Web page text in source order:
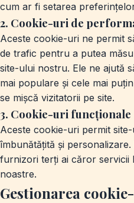
cum ar fi setarea
2. Cookie-uri de
Aceste cookie-uri ne permit
de trafic pentru a putea
site-ului nostru. Ele ne ajută
mai populare și cele mai
se mișcă vizitatorii pe site.
3. Cookie-uri funcționale
Aceste cookie-uri permit
îmbunătățită și
furnizori terți ai căror servicii
noastre.
Gestionarea